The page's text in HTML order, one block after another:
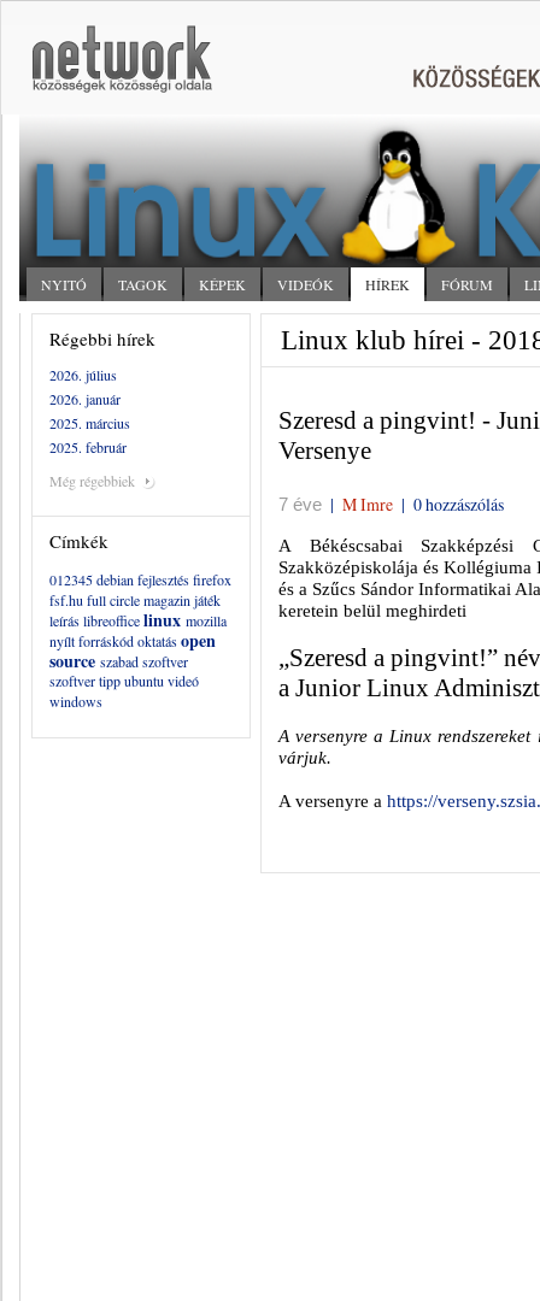
NYITÓ TAGOK KÉPEK VIDEÓK HÍREK FÓRUM
Régebbi hírek
2026. július
2026. január
2025. március
2025. február
Még régebbiek
Címkék
012345debian fejlesztésfirefox
fsf.hu full circle magazin játék
leíráslibreofficelinux mozilla
nyílt forráskódoktatásopen
source szabad szoftver
szoftvertippubuntu videó
windows
Linux klub hírei -
Szeresd a pingvint! -
Versenye
7 éve | M Imre | 0 hozzászólás
A Békéscsabai Szakképzési
Szakközépiskolája és
és a Szűcs Sándor Informatikai
keretein belül meghirdeti
„Szeresd a pingvint!”
a Junior Linux
A versenyre a Linux
várjuk.
A versenyre a https://